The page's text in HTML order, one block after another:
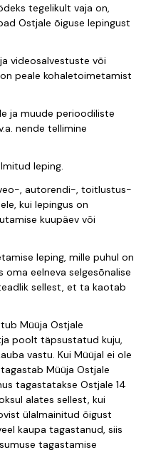
tegelikult vaja on,
Ostjale õiguse lepingust
videosalvestuste või
peale kohaletoimetamist
ja muude perioodiliste
nende tellimine
leping.
, autorendi-, toitlustus-
kui lepingus on
kuupäev või
leping, mille puhul on
eelneva selgesõnalise
sellest, et ta kaotab
Müüja Ostjale
poolt täpsustatud kuju,
vastu. Kui Müüjal ei ole
Müüja Ostjale
tagastatakse Ostjale 14
alates sellest, kui
ülalmainitud õigust
kaupa tagastanud, siis
tagastamise